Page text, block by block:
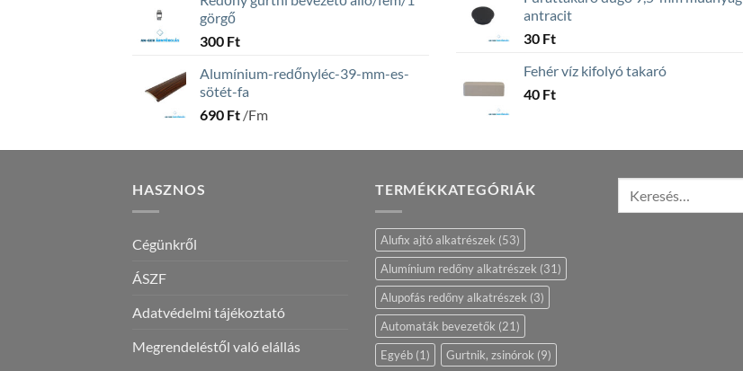
görgő
300 Ft
Alumínium-redőnyléc-39-mm-es-
sötét-fa
690 Ft /Fm
antracit
30 Ft
Fehér víz kifolyó takaró
40 Ft
HASZNOS
Cégünkről
ÁSZF
Adatvédelmi tájékoztató
Megrendeléstől való elállás
TERMÉKKATEGÓRIÁK
Alufix ajtó alkatrészek (53)
Alumínium redőny alkatrészek (31)
Alupofás redőny alkatrészek (3)
Automaták bevezetők (21)
Egyéb (1) Gurtnik, zsinórok (9)